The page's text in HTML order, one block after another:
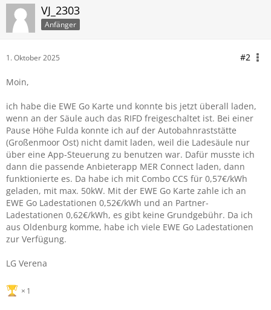
VJ_2303
Anfänger
1. Oktober 2025 #2
Moin,
ich habe die EWE Go Karte und konnte bis jetzt überall laden,
wenn an der Säule auch das RIFD freigeschaltet ist. Bei einer
Pause Höhe Fulda konnte ich auf der Autobahnraststätte
(Großenmoor Ost) nicht damit laden, weil die Ladesäule nur
über eine App-Steuerung zu benutzen war. Dafür musste ich
dann die passende Anbieterapp MER Connect laden, dann
funktionierte es. Da habe ich mit Combo CCS für 0,57€/kWh
geladen, mit max. 50kW. Mit der EWE Go Karte zahle ich an
EWE Go Ladestationen 0,52€/kWh und an Partner-
Ladestationen 0,62€/kWh, es gibt keine Grundgebühr. Da ich
aus Oldenburg komme, habe ich viele EWE Go Ladestationen
zur Verfügung.
LG Verena
1